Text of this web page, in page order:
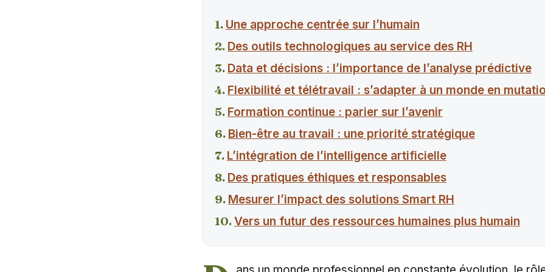
Une approche centrée sur l’humain
Des outils technologiques au service des RH
Data et décisions : l’importance de l’analyse prédictive
Flexibilité et télétravail : s’adapter à un monde en
Formation continue : parier sur l’avenir
Bien-être au travail : une priorité stratégique
L’intégration de l’intelligence artificielle
Des pratiques éthiques et responsables
Mesurer l’impact des solutions Smart RH
Vers un futur des ressources humaines plus humain